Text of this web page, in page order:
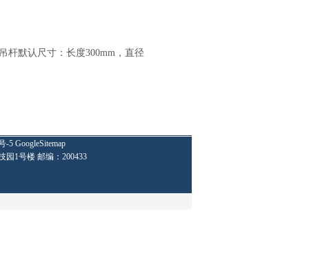
杆默认尺寸：长度300mm ，直径
-5 GoogleSitemap
园1号楼 邮编：200433